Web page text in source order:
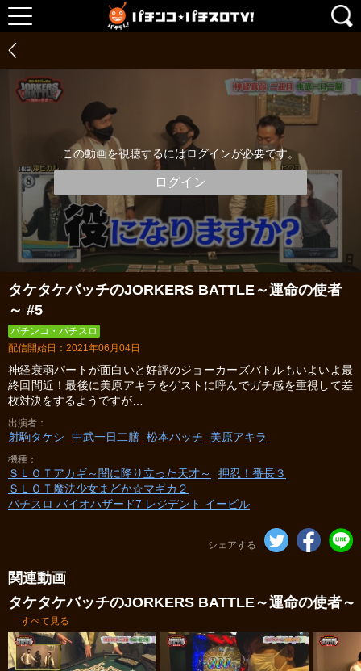
この動画を視聴するにはログインが必要です。
ログイン
タケタケバッチのJORKERS BATTLE～運命の使者
～ #5
パチンコ・パチスロ
配信開始日：2021年06月04日
神経衰弱パートが面白いと好評のジョーカーズバトルもいよいよ最
終回間近！最後に美原アキラをゲストに呼んでガチ感を重視して差
枚対決をするようですが…
出演者
射駒タケシ 中武一日二膳 松本バッチ 美原アキラ
機種
ＳＬＯＴアカギ～闇に降り立った天才～
押忍！番長３
ＳＬＯＴ魔法少女まどか☆マギカ２
パチスロ バイオハザード7 レジデント イービル
シェアする
関連動画
タケタケバッチのJORKERS BATTLE～運命の使者～
すべて見る